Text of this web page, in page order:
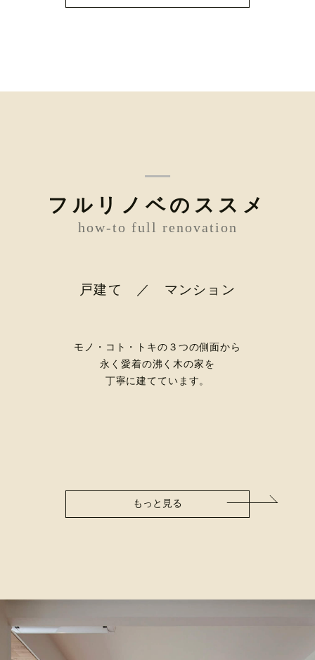
フルリノベのススメ
how-to full renovation
戸建て ／ マンション
モノ・コト・トキの３つの側面から
永く愛着の沸く木の家を
丁寧に建てています。
もっと見る